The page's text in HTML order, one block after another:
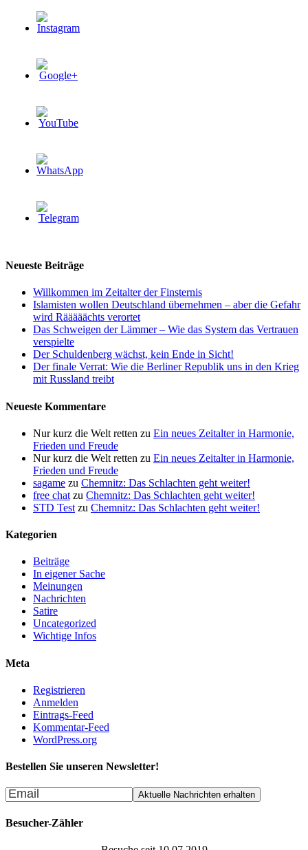
Neueste Beiträge
Willkommen im Zeitalter der Finsternis
Islamisten wollen Deutschland übernehmen – aber die Gefahr
wird Rääääächts verortet
Das Schweigen der Lämmer – Wie das System das Vertrauen
verspielte
Der Schuldenberg wächst, kein Ende in Sicht!
Der finale Verrat: Wie die Berliner Republik uns in den Krieg
mit Russland treibt
Neueste Kommentare
Nur kurz die Welt retten zu Ein neues Zeitalter in Harmonie,
Frieden und Freude
Nur kurz die Welt retten zu Ein neues Zeitalter in Harmonie,
Frieden und Freude
sagame zu Chemnitz: Das Schlachten geht weiter!
free chat zu Chemnitz: Das Schlachten geht weiter!
STD Test zu Chemnitz: Das Schlachten geht weiter!
Kategorien
Beiträge
In eigener Sache
Meinungen
Nachrichten
Satire
Uncategorized
Wichtige Infos
Meta
Registrieren
Anmelden
Eintrags-Feed
Kommentar-Feed
WordPress.org
Bestellen Sie unseren Newsletter!
Besucher-Zähler